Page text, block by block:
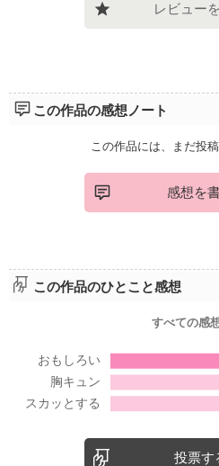
レビュー
この作品の感想ノート
この作品には、まだ投
感想を
この作品のひとこと感想
すべての感
投票す